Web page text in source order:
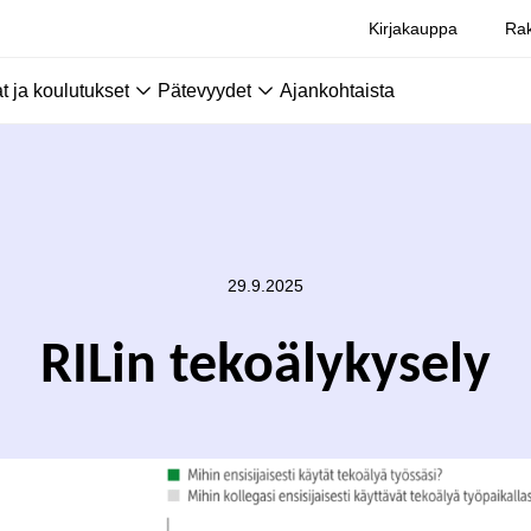
Kirjakauppa
ja koulutukset Pätevyydet Ajankohtaista
29.9.2025
RILin tekoälykysely